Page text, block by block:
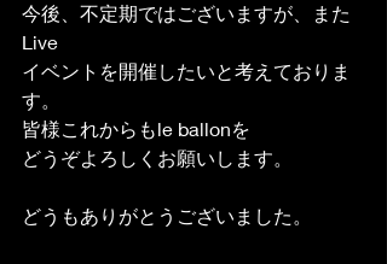
今後、不定期ではございますが、また
Live
イベントを開催したいと考えておりま
す。
皆様これからもle ballonを
どうぞよろしくお願いします。
どうもありがとうございました。